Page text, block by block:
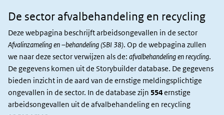
Sector en
slachtoffers
De sector afvalbehandeling en recycling
Deze webpagina beschrijft arbeidsongevallen in de sector
Afvalinzameling en –behandeling (SBI 38). Op de webpagina zullen
we naar deze sector verwijzen als de: afvalbehandeling en recycling.
De gegevens komen uit de Storybuilder database. De gegevens
bieden inzicht in de aard van de ernstige meldingsplichtige
ongevallen in de sector. In de database zijn 554ernstige
arbeidsongevallen uit de afvalbehandeling en recycling